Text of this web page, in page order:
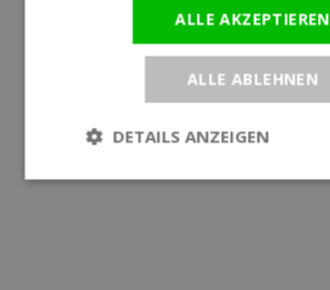
ALLE AKZEPTIEREN
ALLE ABLEHNEN
DETAILS ANZEIGEN